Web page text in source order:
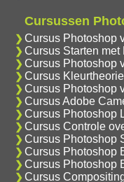
Cursussen
Cursus Photoshop
Cursus Starten met
Cursus Photoshop
Cursus
Cursus Photoshop
Cursus Adobe
Cursus Photoshop
Cursus Controle
Cursus Photoshop
Cursus Photoshop
Cursus Photoshop
Cursus